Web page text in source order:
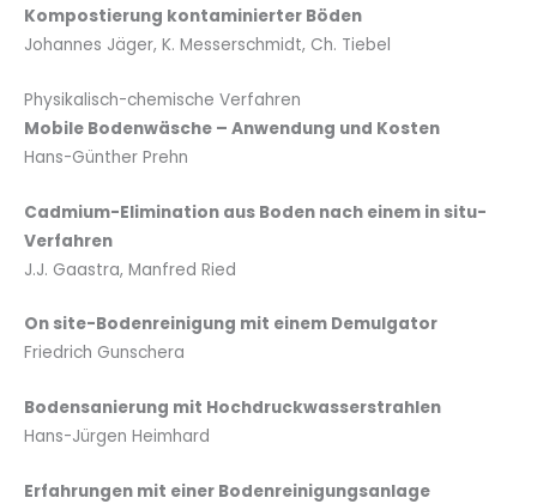
Kompostierung kontaminierter Böden
Johannes Jäger, K. Messerschmidt, Ch. Tiebel
Physikalisch-chemische Verfahren
Mobile Bodenwäsche – Anwendung und Kosten
Hans-Günther Prehn
Cadmium-Elimination aus Boden nach einem in situ-
Verfahren
J.J. Gaastra, Manfred Ried
On site-Bodenreinigung mit einem Demulgator
Friedrich Gunschera
Bodensanierung mit Hochdruckwasserstrahlen
Hans-Jürgen Heimhard
Erfahrungen mit einer Bodenreinigungsanlage